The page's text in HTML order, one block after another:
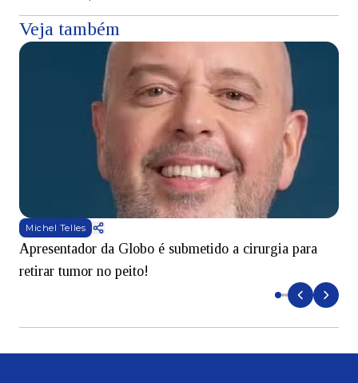
Veja também
Michel Telles
Apresentador da Globo é submetido a cirurgia para
retirar tumor no peito!